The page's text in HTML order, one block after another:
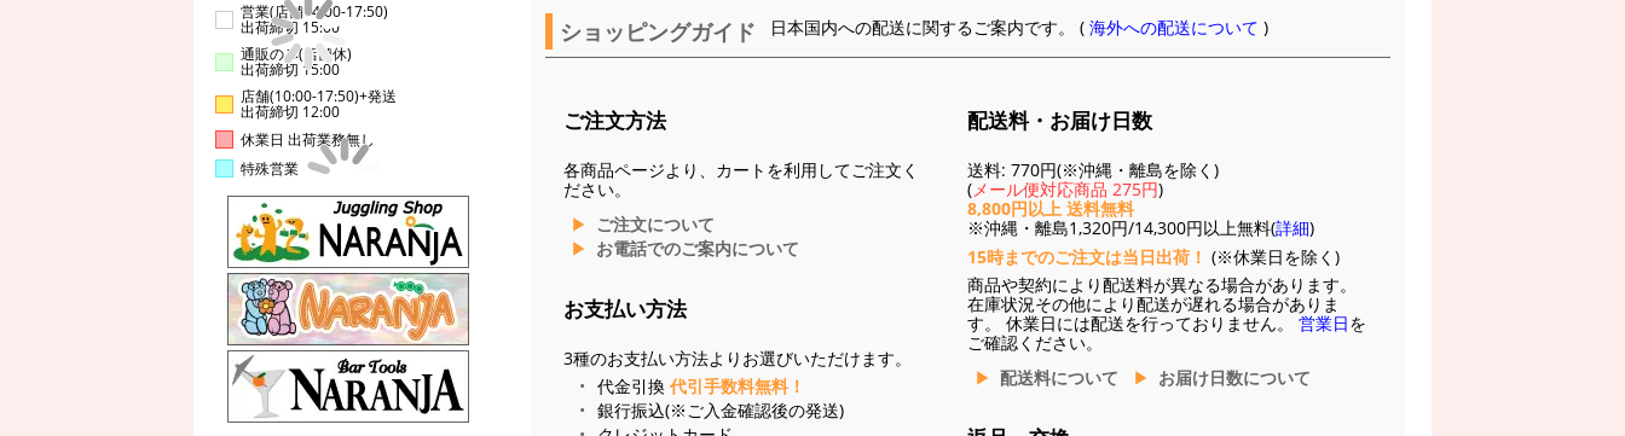
営業(店舗14:00-17:50)
出荷締切 15:00
通販のみ(店舗休)
出荷締切 15:00
店舗(10:00-17:50)+発送
出荷締切 12:00
休業日 出荷業務無し
特殊営業
ショッピングガイド 日本国内への配送に関するご案内です。 (海外への配送について )
ご注文方法
各商品ページより、カートを利用してご注文く
ださい。
ご注文について
お電話でのご案内について
お支払い方法
3種のお支払い方法よりお選びいただけます。
代金引換 代引手数料無料！
銀行振込(※ご入金確認後の発送)
配送料・お届け日数
送料: 770円(※沖縄・離島を除く)
(メール便対応商品 275円)
8,800円以上 送料無料
※沖縄・離島1,320円/14,300円以上無料(詳細)
15時までのご注文は当日出荷！ (※休業日を除く)
商品や契約により配送料が異なる場合があります。
在庫状況その他により配送が遅れる場合がありま
す。 休業日には配送を行っておりません。 営業日を
ご確認ください。
配送料について
お届け日数について